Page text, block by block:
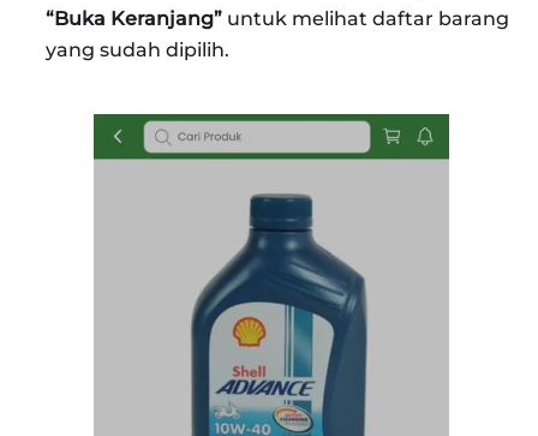
“Buka Keranjang” untuk melihat daftar barang
yang sudah dipilih.